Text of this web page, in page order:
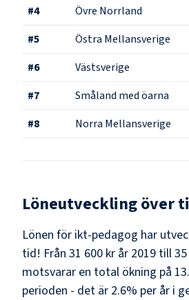
#4 Övre Norrland
#5 Östra Mellansverige
#6 Västsverige
#7 Småland med öarna
#8 Norra Mellansverige
Löneutveckling över
Lönen för ikt-pedagog har
tid! Från 31 600 kr år 2019 till
motsvarar en total ökning på
perioden - det är 2.6% per år i